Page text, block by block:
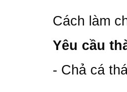
Cách làm
Yêu cầu
- Chả cá